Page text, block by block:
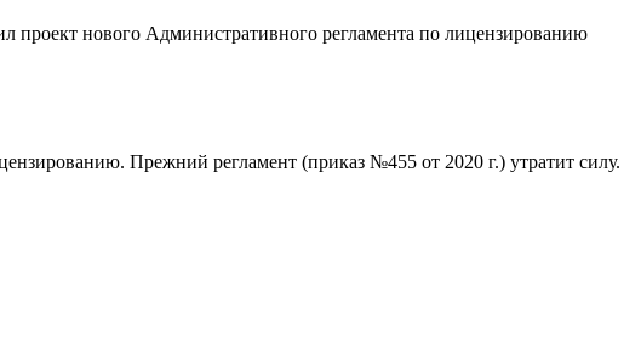
проект нового Административного регламента по лицензированию
Прежний регламент (приказ №455 от 2020 г.) утратит силу.